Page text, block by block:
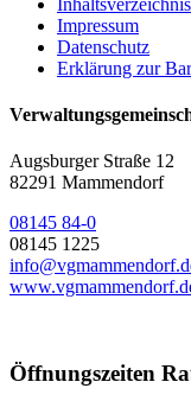
Impressum
Datenschutz
Erklärung zur
Augsburger Straße 12
82291 Mammendorf
08145 84-0
08145 1225
Öffnungszeiten